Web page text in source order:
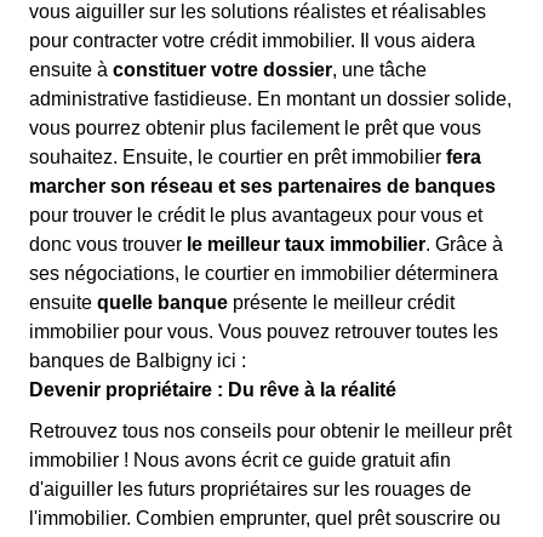
vous aiguiller sur les solutions réalistes et réalisables
pour contracter votre crédit immobilier. Il vous aidera
ensuite à constituer votre dossier, une tâche
administrative fastidieuse. En montant un dossier solide,
vous pourrez obtenir plus facilement le prêt que vous
souhaitez. Ensuite, le courtier en prêt immobilier fera
marcher son réseau et ses partenaires de banques
pour trouver le crédit le plus avantageux pour vous et
donc vous trouver le meilleur taux immobilier. Grâce à
ses négociations, le courtier en immobilier déterminera
ensuite quelle banque présente le meilleur crédit
immobilier pour vous. Vous pouvez retrouver toutes les
banques de Balbigny ici :
Devenir propriétaire : Du rêve à la réalité
Retrouvez tous nos conseils pour obtenir le meilleur prêt
immobilier ! Nous avons écrit ce guide gratuit afin
d'aiguiller les futurs propriétaires sur les rouages de
l'immobilier. Combien emprunter, quel prêt souscrire ou